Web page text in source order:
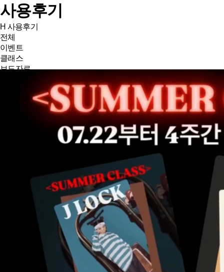
사용후기
H 사용후기
전체
이벤트
클래스
보도자료